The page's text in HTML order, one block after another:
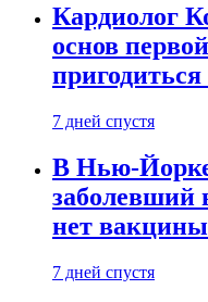
Кардиолог
основ
7 дней спустя
В Нью-
заболевший
нет
7 дней спустя